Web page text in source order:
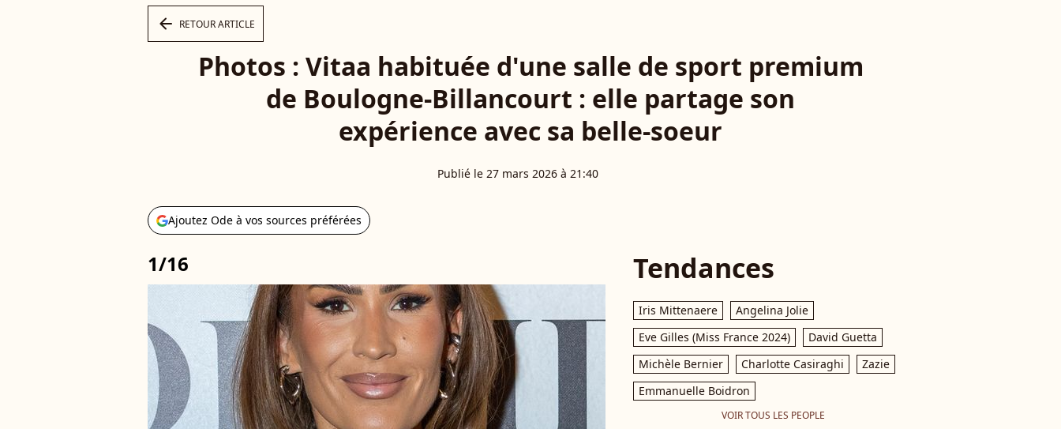
arrow_left RETOUR ARTICLE
Photos : Vitaa habituée d'une salle de sport premium
de Boulogne-Billancourt : elle partage son
expérience avec sa belle-soeur
Publié le 27 mars 2026 à 21:40
Ajoutez Ode à vos sources préférées
1/16 Tendances
Iris Mittenaere
Angelina Jolie
Eve Gilles (Miss France 2024)
David Guetta
Michèle Bernier
Charlotte Casiraghi
Zazie
Emmanuelle Boidron
VOIR TOUS LES PEOPLE